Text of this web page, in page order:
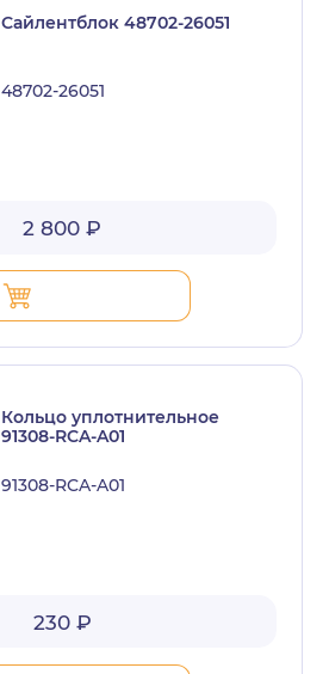
Сайлентблок 48702-26051
48702-26051
2 800 ₽
Кольцо уплотнительное
91308-RCA-A01
91308-RCA-A01
230 ₽